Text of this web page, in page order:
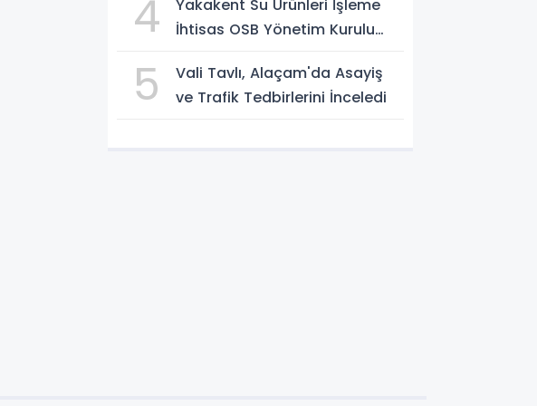
4
Yakakent Su Ürünleri İşleme
İhtisas OSB Yönetim Kurulu
5
Vali Tavlı, Alaçam'da Asayiş
ve Trafik Tedbirlerini İnceledi